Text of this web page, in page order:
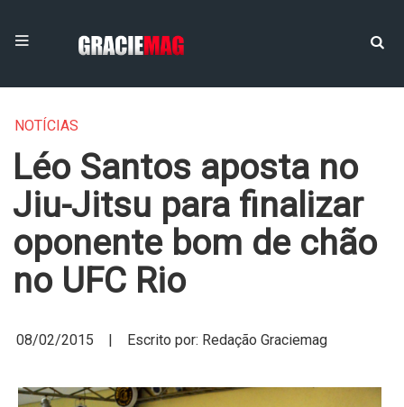
NOTÍCIAS
Léo Santos aposta no
Jiu-Jitsu para finalizar
oponente bom de chão
no UFC Rio
08/02/2015 | Escrito por: Redação Graciemag